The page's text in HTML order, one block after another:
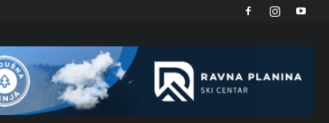
10:24
Техеран и нинџе по Палама